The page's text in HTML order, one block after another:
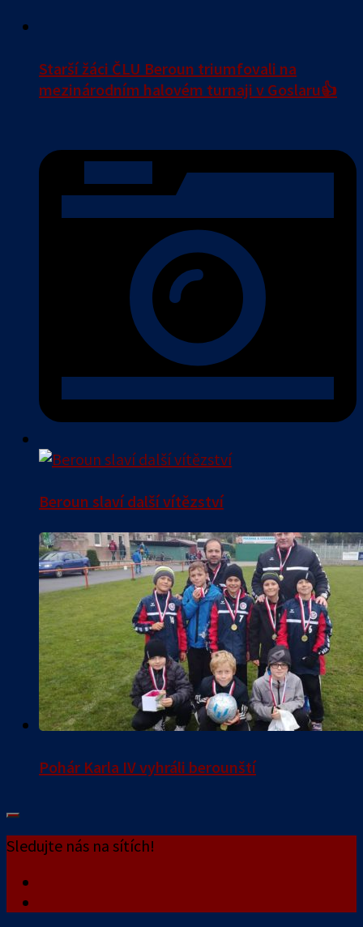
Starší žáci ČLU Beroun triumfovali na
mezinárodním halovém turnaji v Goslaru👍
Beroun slaví další vítězství
Pohár Karla IV vyhráli berounští
Sledujte nás na sítích!